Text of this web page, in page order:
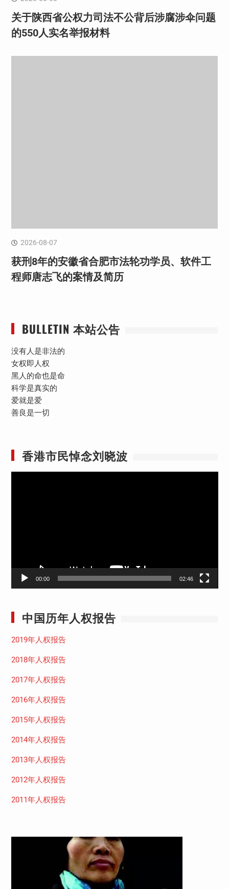
关于陕西省公权力司法不公背后涉腐涉伞问题
的550人实名举报材料
2026-08-07
获刑8年的安徽省合肥市法轮功学员、软件工
程师唐志飞的案情及简历
BULLETIN 本站公告
没有人是非法的
女权即人权
黑人的命也是命
科学是真实的
爱就是爱
善良是一切
香港市民悼念刘晓波
00:00 02:46
中国历年人权报告
2019年人权报告
2018年人权报告
2017年人权报告
2016年人权报告
2015年人权报告
2014年人权报告
2013年人权报告
2012年人权报告
2011年人权报告